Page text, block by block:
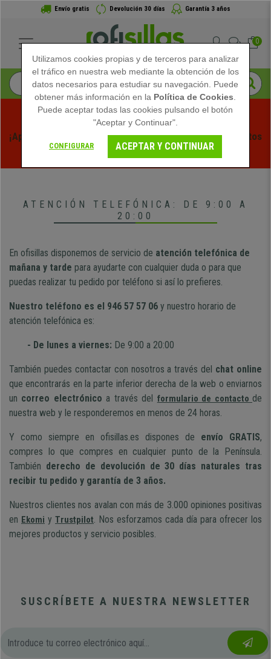
Envío gratis Devolución 30 días Garantía 3 años
0
¡Aprovecha las Rebajas de Verano en Ofisillas! Descuentos
Exclusivos por Tiempo Limitado - Ver Promo
ATENCIÓN TELEFÓNICA: DE 9:00 A
20:00
En ofisillas disponemos de servicio de atención telefónica de
mañana y tarde para ayudarte con cualquier duda o para que
puedas realizar tu pedido por teléfono si así lo prefieres.
Nuestro teléfono es el 946 57 57 06 y nuestro horario de
atención telefónica es:
- De lunes a viernes: De 9:00 a 20:00
También puedes contactar con nosotros a través del chat online
que encontrarás en la parte inferior derecha de la web o enviarnos
un correo electrónico a través del formulario de contactode
nuestra web y le responderemos en menos de 24 horas.
Y como siempre en ofisillas.es dispones de envío GRATIS,
compres lo que compres en cualquier punto de la Península.
También derecho de devolución de 30 días naturales tras
recibir tu pedido y garantía de 3 años.
Nuestros clientes nos avalan con más de 3.000 opiniones positivas
en Ekomi y Trustpilot. Nos esforzamos cada día para ofrecer los
mejores productos y servicio posibles.
SUSCRÍBETE A NUESTRA NEWSLETTER
Utilizamos cookies propias y de terceros para analizar
el tráfico en nuestra web mediante la obtención de los
datos necesarios para estudiar su navegación. Puede
obtener más información en la Política de Cookies
Puede aceptar todas las cookies pulsando el botón
"Aceptar y Continuar".
CONFIGURAR ACEPTAR Y CONTINUAR